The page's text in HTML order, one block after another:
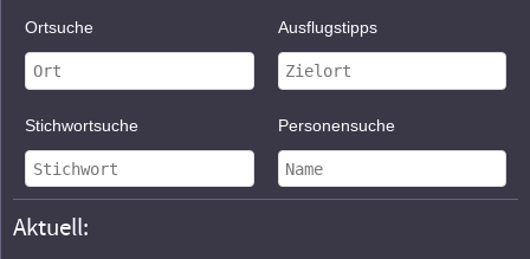
Ortsuche Ausflugstipps
Stichwortsuche Personensuche
Aktuell: